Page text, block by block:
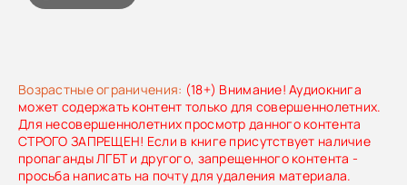
Возрастные ограничения: (18+) Внимание! Аудиокнига
может содержать контент только для совершеннолетних.
Для несовершеннолетних просмотр данного контента
СТРОГО ЗАПРЕЩЕН! Если в книге присутствует наличие
пропаганды ЛГБТ и другого, запрещенного контента -
просьба написать на почту для удаления материала.